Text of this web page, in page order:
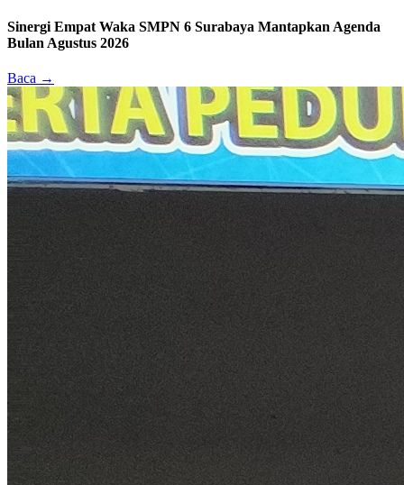
Sinergi Empat Waka SMPN 6 Surabaya Mantapkan Agenda
Bulan Agustus 2026
Baca →